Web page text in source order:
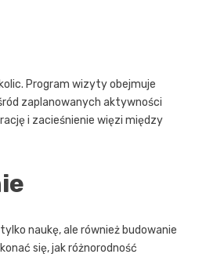
Program wizyty obejmuje
zaplanowanych aktywności
i zacieśnienie więzi między
naukę, ale również budowanie
się, jak różnorodność